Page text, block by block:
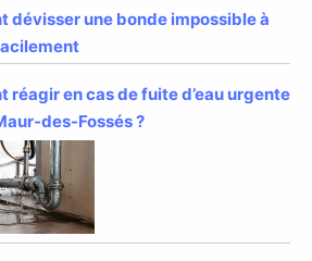
dévisser une bonde impossible à
réagir en cas de fuite d’eau urgente
des-Fossés ?